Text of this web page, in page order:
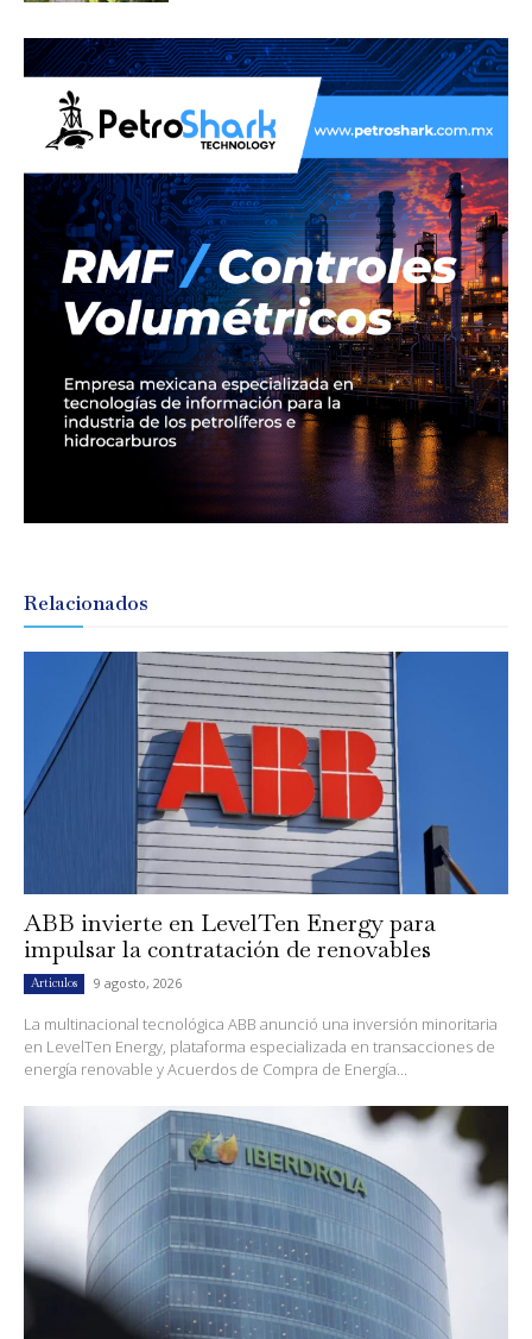
Relacionados
ABB invierte en LevelTen Energy para
impulsar la contratación de renovables
Artículos 9 agosto, 2026
La multinacional tecnológica ABB anunció una inversión minoritaria
en LevelTen Energy, plataforma especializada en transacciones de
energía renovable y Acuerdos de Compra de Energía...